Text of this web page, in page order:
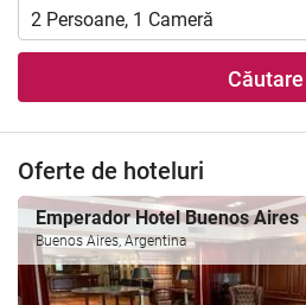
2 Persoane, 1 Cameră
Căutare
Oferte de hoteluri
Emperador Hotel Buenos Aires
Buenos Aires, Argentina